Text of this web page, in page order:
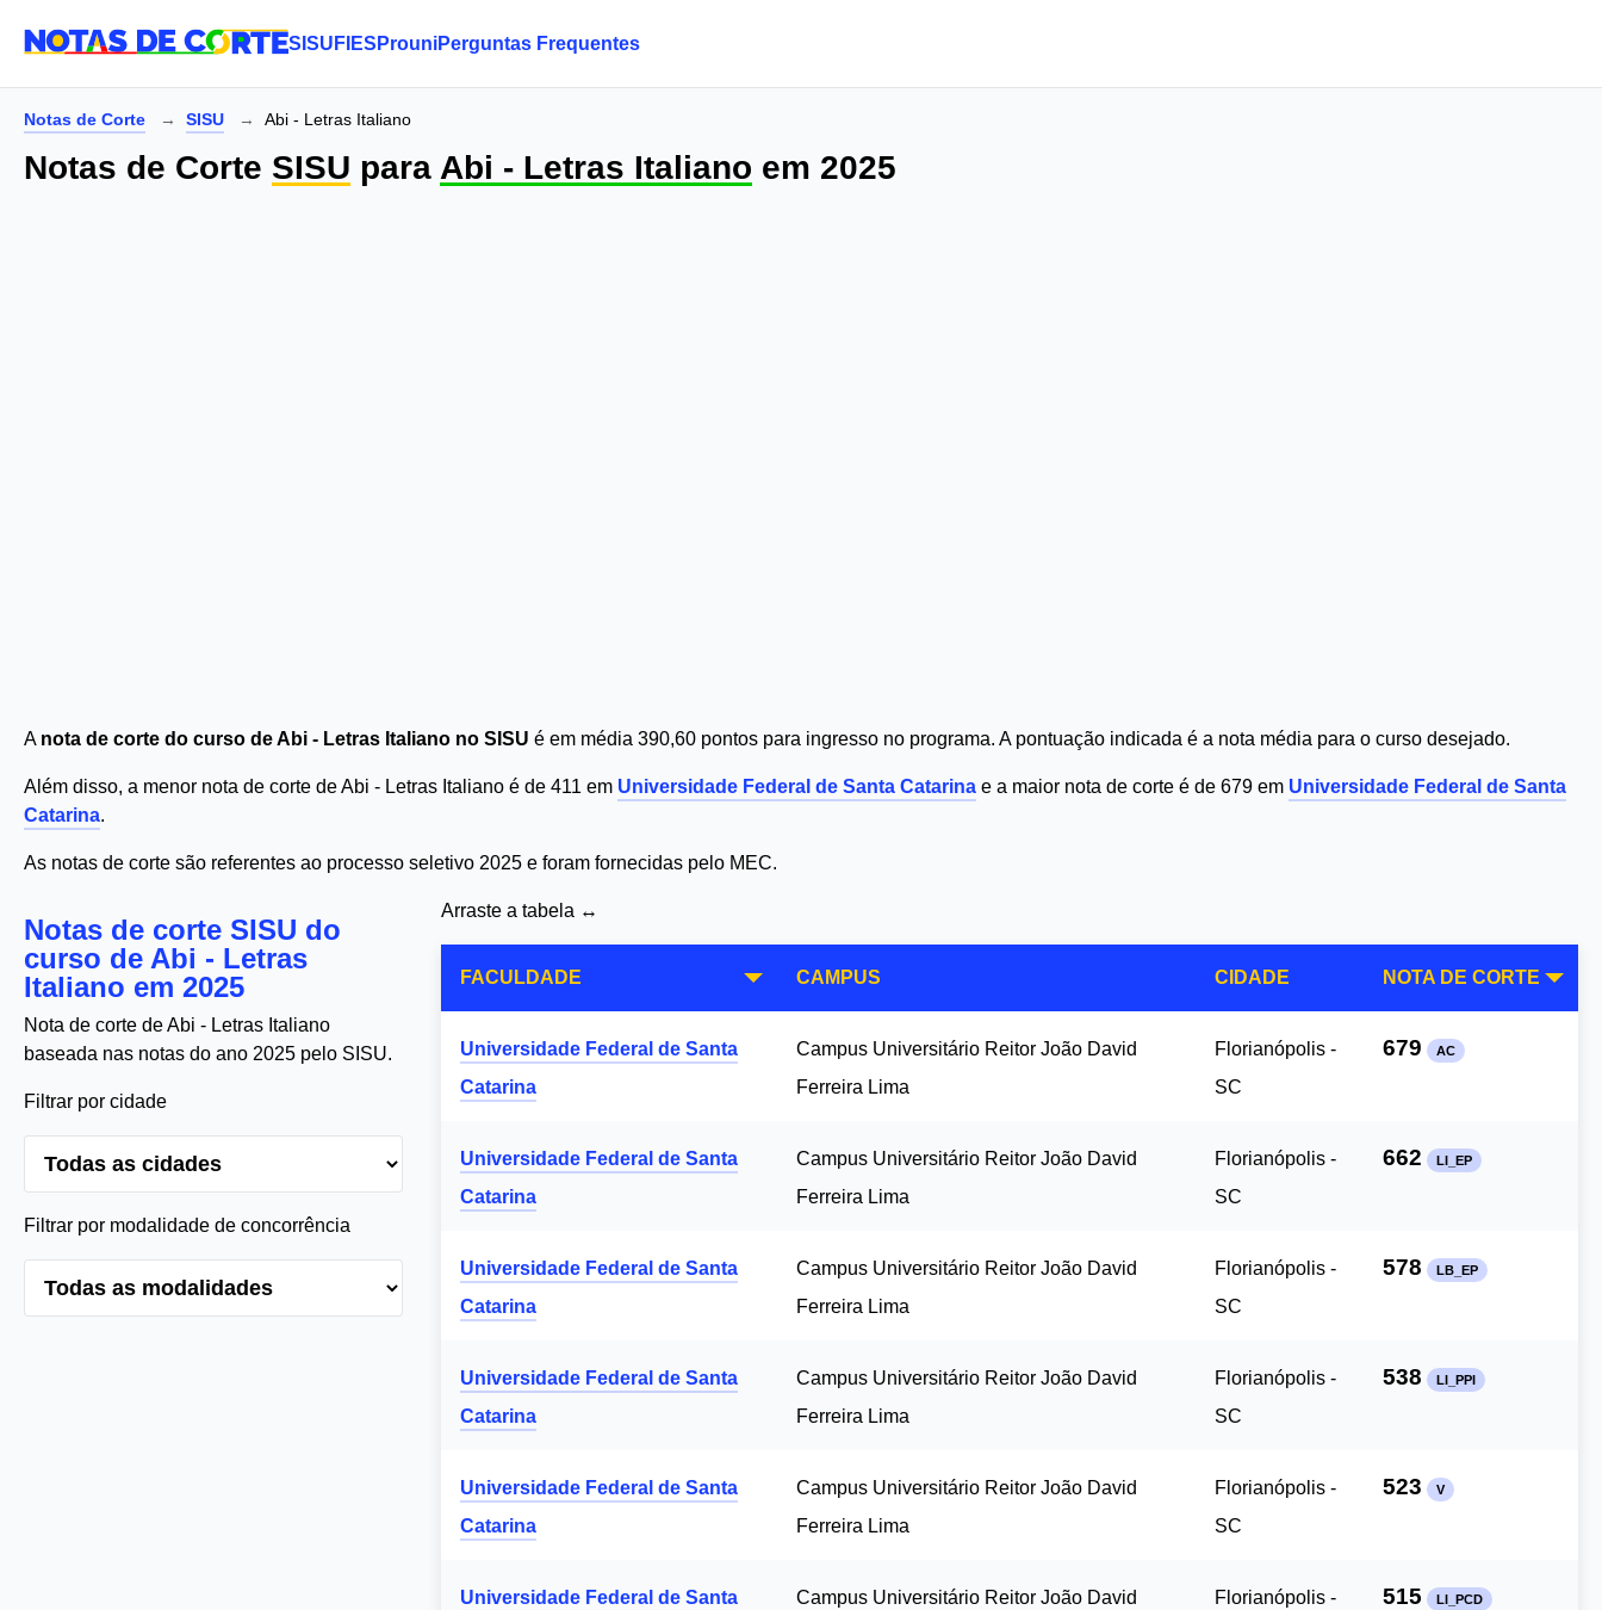
SISU FIES ProuniPerguntas Frequentes
Notas de Corte SISU Abi - Letras Italiano
Notas de Corte SISU para Abi - Letras Italiano em 2025
A nota de corte do curso de Abi - Letras Italiano no SISU é em média 390,60 pontos para ingresso no programa. A pontuação indicada é a nota média para o curso desejado.
Além disso, a menor nota de corte de Abi - Letras Italiano é de 411 em Universidade Federal de Santa Catarina e a maior nota de corte é de 679 em Universidade Federal de Santa
Catarina.
As notas de corte são referentes ao processo seletivo 2025 e foram fornecidas pelo MEC.
Notas de corte SISU do
curso de Abi - Letras
Italiano em 2025
Nota de corte de Abi - Letras Italiano
baseada nas notas do ano 2025 pelo SISU.
Filtrar por cidade
Filtrar por modalidade de concorrência
Arraste a tabela ↔
FACULDADE CAMPUS CIDADE NOTA DE CORTE
Universidade Federal de Santa
Catarina
Campus Universitário Reitor João David
Ferreira Lima
Florianópolis -
SC
679 AC
Universidade Federal de Santa
Catarina
Campus Universitário Reitor João David
Ferreira Lima
Florianópolis -
SC
662 LI_EP
Universidade Federal de Santa
Catarina
Campus Universitário Reitor João David
Ferreira Lima
Florianópolis -
SC
578 LB_EP
Universidade Federal de Santa
Catarina
Campus Universitário Reitor João David
Ferreira Lima
Florianópolis -
SC
538 LI_PPI
Universidade Federal de Santa
Catarina
Campus Universitário Reitor João David
Ferreira Lima
Florianópolis -
SC
523 V
Universidade Federal de Santa
Campus Universitário Reitor João David
Florianópolis -
515 LI_PCD